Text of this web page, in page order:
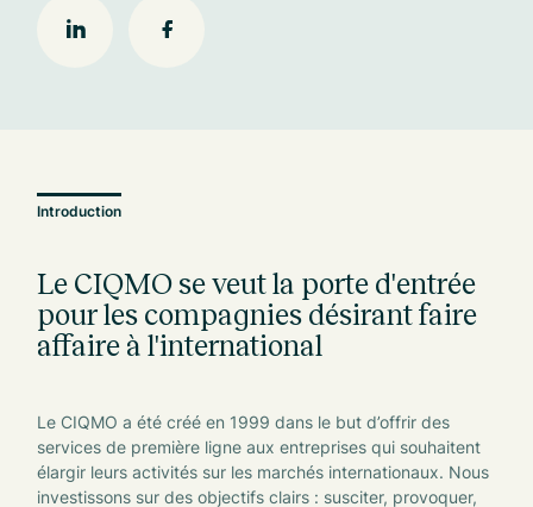
Introduction
Le CIQMO se veut la porte d'entrée
pour les compagnies désirant faire
affaire à l'international
Le CIQMO a été créé en 1999 dans le but d’offrir des
services de première ligne aux entreprises qui souhaitent
élargir leurs activités sur les marchés internationaux. Nous
investissons sur des objectifs clairs : susciter, provoquer,